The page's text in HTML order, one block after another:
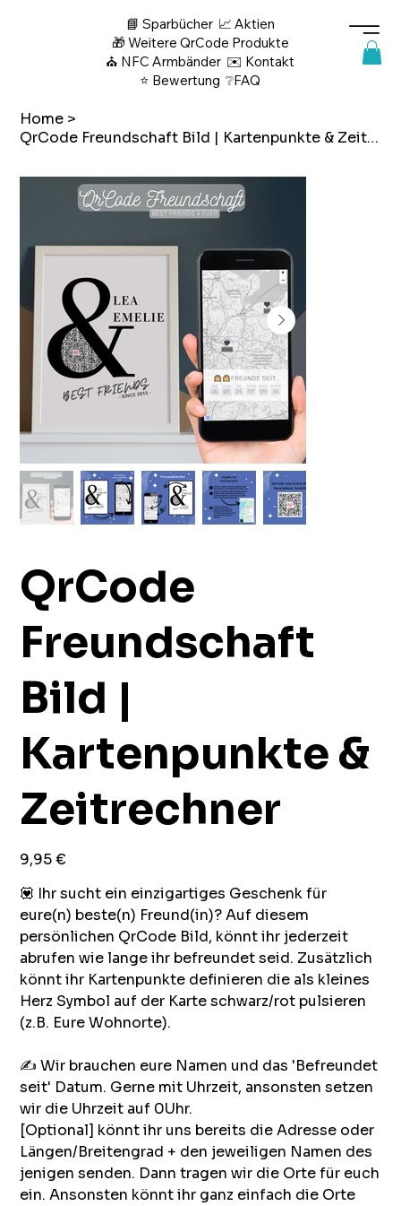
📘 Sparbücher 📈 Aktien
🎁 Weitere QrCode Produkte
⛪ NFC Armbänder ✉️ Kontakt
⭐ Bewertung ❔FAQ
Home >
QrCode Freundschaft Bild | Kartenpunkte & Zeitrechner
QrCode
Freundschaft
Bild |
Kartenpunkte &
Zeitrechner
Preis
9,95 €
💟 Ihr sucht ein einzigartiges Geschenk für
eure(n) beste(n) Freund(in)? Auf diesem
persönlichen QrCode Bild, könnt ihr jederzeit
abrufen wie lange ihr befreundet seid. Zusätzlich
könnt ihr Kartenpunkte definieren die als kleines
Herz Symbol auf der Karte schwarz/rot pulsieren
(z.B. Eure Wohnorte).
✍️ Wir brauchen eure Namen und das 'Befreundet
seit' Datum. Gerne mit Uhrzeit, ansonsten setzen
wir die Uhrzeit auf 0Uhr.
[Optional] könnt ihr uns bereits die Adresse oder
Längen/Breitengrad + den jeweiligen Namen des
jenigen senden. Dann tragen wir die Orte für euch
ein. Ansonsten könnt ihr ganz einfach die Orte